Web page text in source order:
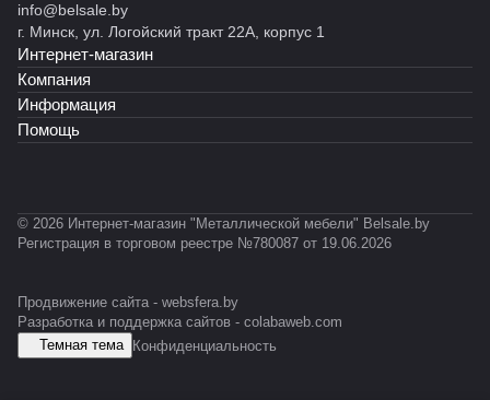
info@belsale.by
г. Минск, ул. Логойский тракт 22А, корпус 1
Интернет-магазин
Компания
Информация
Помощь
© 2026 Интернет-магазин "Металлической мебели" Belsale.by
Регистрация в торговом реестре №780087 от 19.06.2026
Продвижение сайта - websfera.by
Разработка и поддержка сайтов - colabaweb.com
Темная тема Конфиденциальность